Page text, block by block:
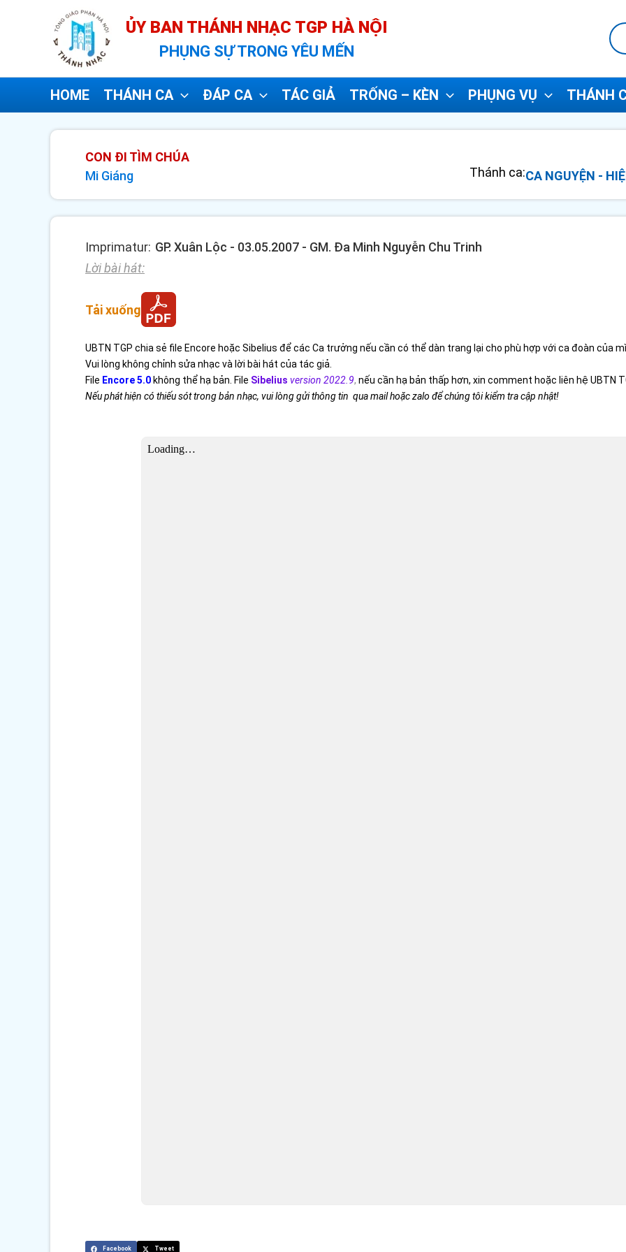
dung
ỦY BAN THÁNH NHẠC TGP HÀ NỘI
PHỤNG SỰ TRONG YÊU MẾN
HOME THÁNH CA ĐÁP CA TÁC GIẢ TRỐNG – KÈN PHỤNG VỤ THÁNH
CON ĐI TÌM CHÚA
Mi Giáng
Thánh ca:CA NGUYỆN -
Imprimatur: GP. Xuân Lộc - 03.05.2007 - GM. Đa Minh Nguyễn Chu Trinh
Lời bài hát:
Tải xuống
UBTN TGP chia sẻ file Encore hoặc Sibelius để các Ca trưởng nếu cần có thể dàn trang lại cho phù hợp với ca đoàn của
Vui lòng không chỉnh sửa nhạc và lời bài hát của tác giả.
File Encore 5.0 không thể hạ bản. File Sibelius version 2022.9, nếu cần hạ bản thấp hơn, xin comment hoặc liên hệ UBTN
Nếu phát hiện có thiếu sót trong bản nhạc, vui lòng gửi thông tin qua mail hoặc zalo để chúng tôi kiểm tra cập nhật!
Facebook Tweet